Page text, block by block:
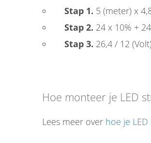
Stap 1. 5 (meter) x
Stap 2. 24 x 10% +
Stap 3. 26,4 / 12
Hoe monteer je LED
Lees meer over hoe je